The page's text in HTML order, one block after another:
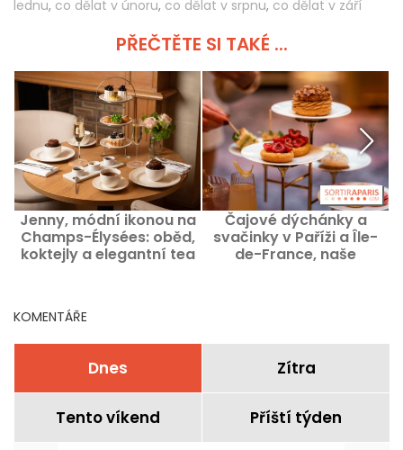
lednu, co dělat v únoru, co dělat v srpnu, co dělat v září
PŘEČTĚTE SI TAKÉ ...
Jenny, módní ikonou na
Champs-Élysées: oběd,
koktejly a elegantní tea
Čajové dýchánky a
svačinky v Paříži a Île-
de-France, naše
KOMENTÁŘE
Dnes Zítra
Tento víkend Příští týden